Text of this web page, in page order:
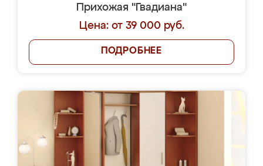
Прихожая "Гвадиана"
Цена: от 39 000 руб.
ПОДРОБНЕЕ